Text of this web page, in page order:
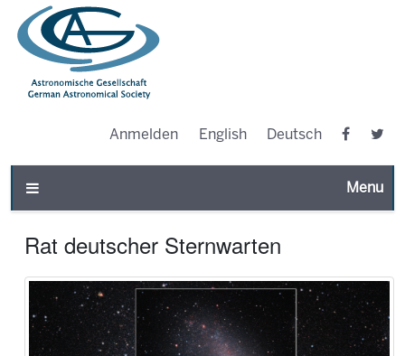
Anmelden English Deutsch
Toggle
Rat deutscher Sternwarten